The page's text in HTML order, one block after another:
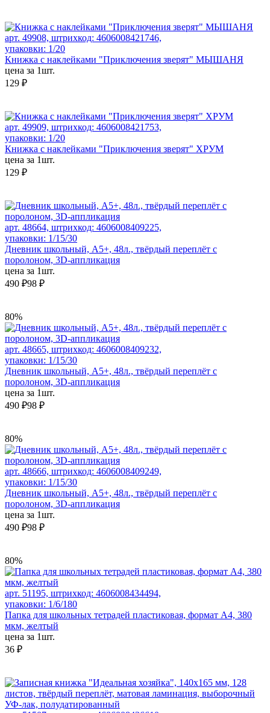
арт. 49908, штрихкод: 4606008421746,
упаковки: 1/20
Книжка с наклейками "Приключения зверят" МЫШАНЯ
цена за 1шт.
129 ₽
арт. 49909, штрихкод: 4606008421753,
упаковки: 1/20
Книжка с наклейками "Приключения зверят" ХРУМ
цена за 1шт.
129 ₽
арт. 48664, штрихкод: 4606008409225,
упаковки: 1/15/30
Дневник школьный, А5+, 48л., твёрдый переплёт с
поролоном, 3D-аппликация
цена за 1шт.
490 ₽98 ₽
80%
арт. 48665, штрихкод: 4606008409232,
упаковки: 1/15/30
Дневник школьный, А5+, 48л., твёрдый переплёт с
поролоном, 3D-аппликация
цена за 1шт.
490 ₽98 ₽
80%
арт. 48666, штрихкод: 4606008409249,
упаковки: 1/15/30
Дневник школьный, А5+, 48л., твёрдый переплёт с
поролоном, 3D-аппликация
цена за 1шт.
490 ₽98 ₽
80%
арт. 51195, штрихкод: 4606008434494,
упаковки: 1/6/180
Папка для школьных тетрадей пластиковая, формат А4, 380
мкм, желтый
цена за 1шт.
36 ₽